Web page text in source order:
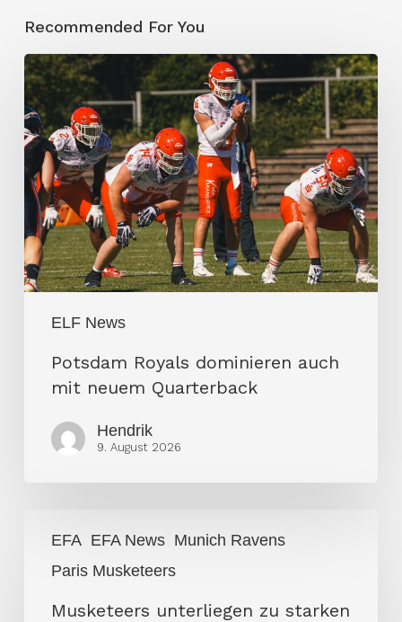
Recommended For You
ELF News
Potsdam
Royals
dominieren
auch
mit
neuem
Quarterback
Potsdam Royals dominieren auch
mit neuem Quarterback
Hendrik
9. August 2026
EFA EFA News Munich Ravens
Paris Musketeers
unterliegen
Musketeers unterliegen zu starken